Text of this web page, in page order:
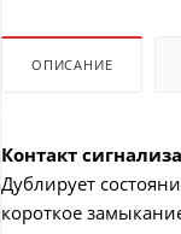
ОПИСАНИЕ
Контакт
Дублирует
короткое